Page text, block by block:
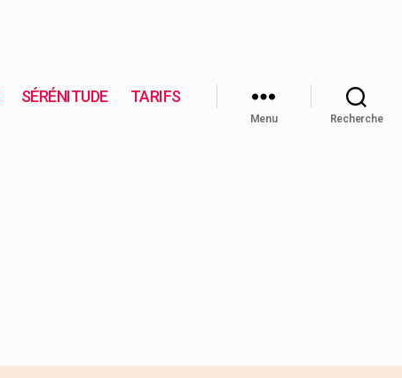
SÉRÉNITUDE TARIFS
Menu Recherche